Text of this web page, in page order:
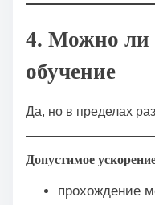
4. Можно ли
обучение
Да, но в пределах
Допустимое
прохождение